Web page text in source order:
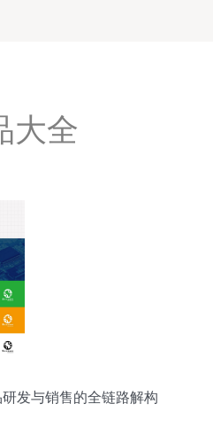
大全
发与销售的全链路解构